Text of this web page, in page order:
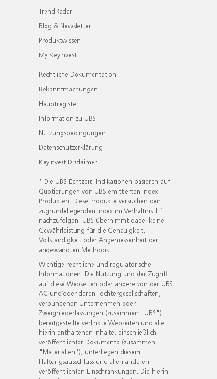
TrendRadar
Blog & Newsletter
Produktwissen
My KeyInvest
Rechtliche Dokumentation
Bekanntmachungen
Hauptregister
Information zu UBS
Nutzungsbedingungen
Datenschutzerklärung
KeyInvest Disclaimer
* Die UBS Echtzeit- Indikationen basieren auf
Quotierungen von UBS emittierten Index-
Produkten. Diese Produkte versuchen den
zugrundeliegenden Index im Verhältnis 1:1
nachzufolgen. UBS übernimmt dabei keine
Gewährleistung für die Genauigkeit,
Vollständigkeit oder Angemessenheit der
angewandten Methodik.
Wichtige rechtliche und regulatorische
Informationen. Die Nutzung und der Zugriff
auf diese Webseiten oder andere von der UBS
AG und/oder deren Tochtergesellschaften,
verbundenen Unternehmen oder
Zweigniederlassungen (zusammen "UBS")
bereitgestellte verlinkte Webseiten und alle
hierin enthaltenen Inhalte, einschließlich
veröffentlichter Dokumente (zusammen
"Materialien"), unterliegen diesem
Haftungsausschluss und allen anderen
veröffentlichten Einschränkungen. Die hierin